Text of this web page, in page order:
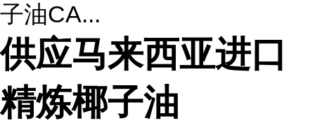
子油CA...
供应马来西亚进口
精炼椰子油